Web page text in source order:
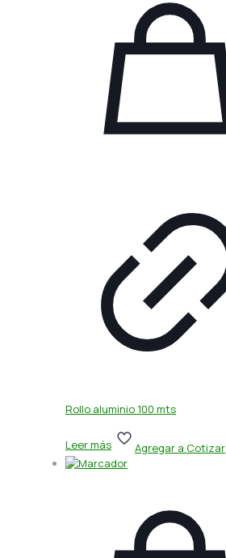
Rollo aluminio 100 mts
Leer más Agregar a Cotizar